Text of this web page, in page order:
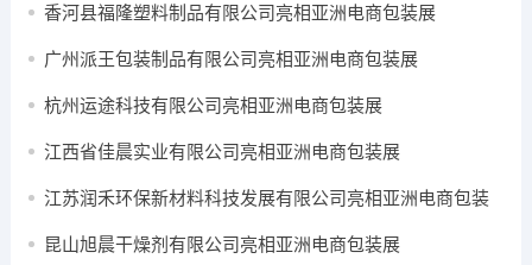
香河县福隆塑料制品有限公司亮相亚洲电商包装展
广州派王包装制品有限公司亮相亚洲电商包装展
杭州运途科技有限公司亮相亚洲电商包装展
江西省佳晨实业有限公司亮相亚洲电商包装展
江苏润禾环保新材料科技发展有限公司亮相亚洲电商包装
昆山旭晨干燥剂有限公司亮相亚洲电商包装展